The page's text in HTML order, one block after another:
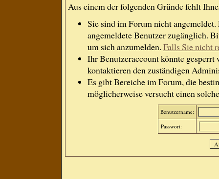
Aus einem der folgenden Gründe fehlt
Sie sind im Forum nicht
angemeldete Benutzer zugänglich.
um sich anzumelden. Falls Sie nicht
Ihr Benutzeraccount könnte gesperrt
kontaktieren den zuständigen
Es gibt Bereiche im Forum, die
möglicherweise versucht einen
Benutzername:
Passwort: